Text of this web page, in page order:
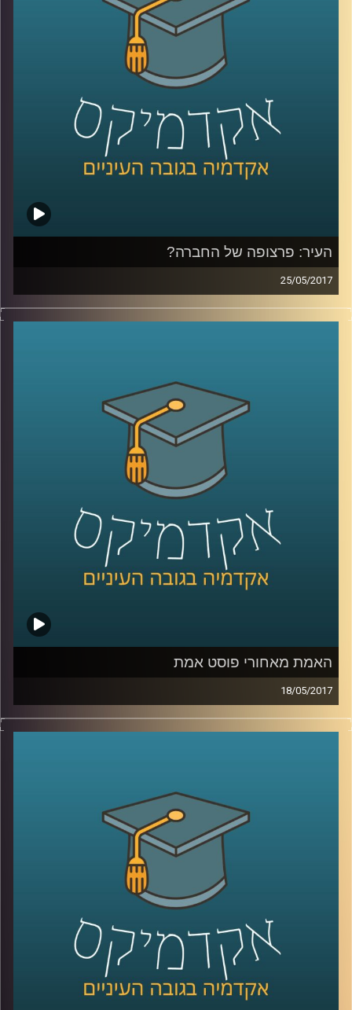
כנראה שהמניפולציה הבאה תצליח לעבוד
AudioVersity
העיר: פרצופה של החברה?
25/05/2017
האם פני העיר הם רק חזות ויזואלית או שמא
לחילופין לצמצם אותם? ד"ר נתי מרום מעניק
נקודת מבט חברתית אודות עולם התכנון העירוני
בין תל אביב למומבאיי. כמו כן, עם אילו סוגיות
עלינו להתמודד בהקשר זה בעודנו נמצאים
בעיצומו של תהליך העיור ההיסטורי, בו רוב בני
האדם על פני כדור הארץ גרים בערים ומגמה זו
רק הולכת וגדלה?
AudioVersity
האמת מאחורי פוסט אמת
18/05/2017
מה מהות השיח הציבורי והתקשורתי בעידן בו
אמיתות בעידן כזה? ד"ר ערן גוטר עומד על
מהותו של השיח הלוגי, על הקרקע לצמיחת
מושגים אלו ועל הסיבות להתפוררות הלוגיקה
בשיח הציבורי. כמו כן מה משמעותה של
רטוריקה באופן שבו אנו מגבשים דעות ותפיסות
עולם והאם היא בהכרח פחות רציונלית מצורת
החשיבה הלוגית?
AudioVersity